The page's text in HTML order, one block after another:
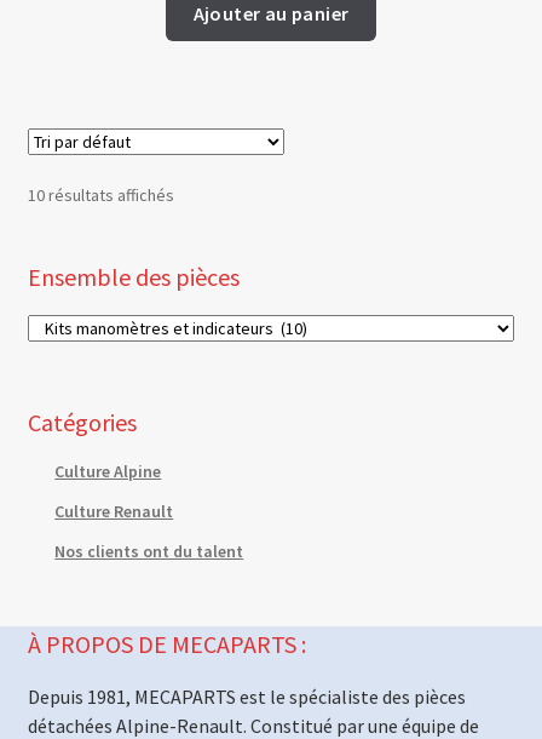
Ajouter au panier
10 résultats affichés
Ensemble des pièces
Catégories
Culture Alpine
Culture Renault
Nos clients ont du talent
À PROPOS DE MECAPARTS :
Depuis 1981, MECAPARTS est le spécialiste des pièces
détachées Alpine-Renault. Constitué par une équipe de